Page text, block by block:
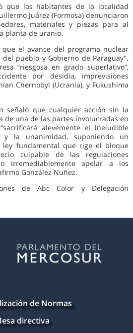
que los habitantes de la localidad
Juárez (Formosa) denunciaron
materiales y piezas para al
planta de uranio.
que el avance del programa nuclear
pueblo y Gobierno de Paraguay”.
“riesgosa en grado superlativo”,
por desidia, imprevisiones
Chernobyl (Ucrania), y Fukushima
señaló que cualquier acción sin la
de una de las partes involucradas en
alevemente el ineludible
y la unanimidad, suponiendo un
ley fundamental que rige el bloque
culpable de las regulaciones
irremediablemente apelar a los
González Nuñez.
de Abc Color y Delegación
de Normas
directiva